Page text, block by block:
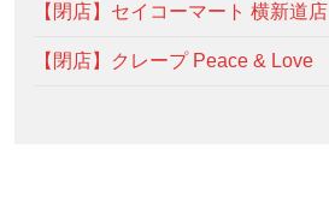
【閉店】セイコーマート 横新道店
【閉店】クレープ Peace & Love